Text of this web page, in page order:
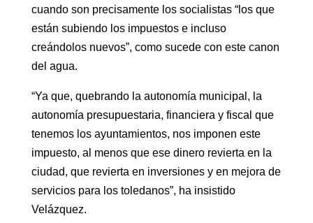
cuando son precisamente los socialistas “los que
están subiendo los impuestos e incluso
creándolos nuevos”, como sucede con este canon
del agua.
“Ya que, quebrando la autonomía municipal, la
autonomía presupuestaria, financiera y fiscal que
tenemos los ayuntamientos, nos imponen este
impuesto, al menos que ese dinero revierta en la
ciudad, que revierta en inversiones y en mejora de
servicios para los toledanos”, ha insistido
Velázquez.